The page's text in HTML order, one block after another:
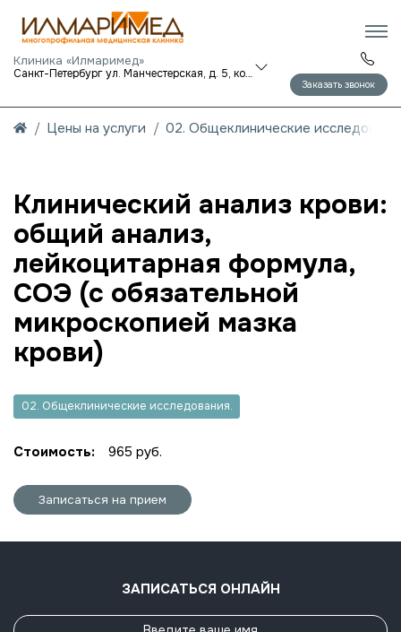
Клиника «Илмаримед»
Санкт-Петербург ул. Манчестерская, д. 5, корп. 1
Заказать звонок
Цены на услуги 02. Общеклинические
Клинический анализ крови:
общий анализ,
лейкоцитарная формула,
СОЭ (с обязательной
микроскопией мазка
крови)
02. Общеклинические исследования.
Стоимость: 965 руб.
Записаться на прием
ЗАПИСАТЬСЯ ОНЛАЙН